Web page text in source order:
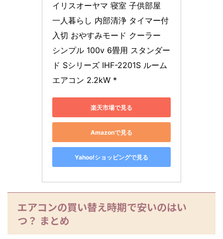
イリスオーヤマ 寝室 子供部屋
一人暮らし 内部清浄 タイマー付
入切 おやすみモード クーラー
シンプル 100v 6畳用 スタンダー
ド Sシリーズ IHF-2201S ルーム
エアコン 2.2kW *
楽天市場で見る
Amazonで見る
Yahoo!ショッピングで見る
エアコンの買い替え時期で安いのはい
つ？ まとめ